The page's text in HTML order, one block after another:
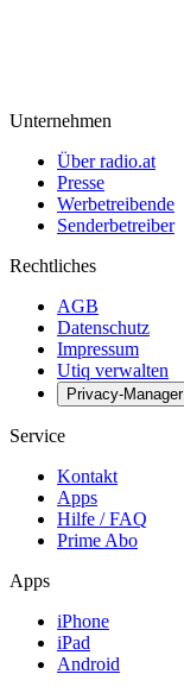
Unternehmen
Über radio.at
Presse
Werbetreibende
Senderbetreiber
Rechtliches
AGB
Datenschutz
Impressum
Utiq verwalten
Privacy-Manager
Service
Kontakt
Apps
Hilfe / FAQ
Prime Abo
Apps
iPhone
iPad
Android